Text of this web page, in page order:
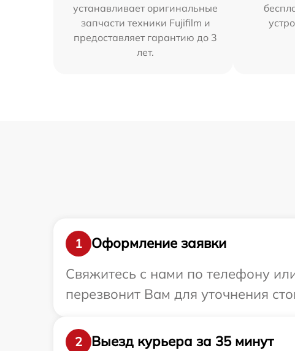
устанавливает оригинальные
запчасти техники Fujifilm и
предоставляет гарантию до 3
лет.
1
Оформление заявки
Свяжитесь с нами по телефону
перезвонит Вам для уточнения
2
Выезд курьера за 35 минут